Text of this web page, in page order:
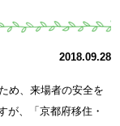
2018.09.28
め、来場者の安全を
が、「京都府移住・